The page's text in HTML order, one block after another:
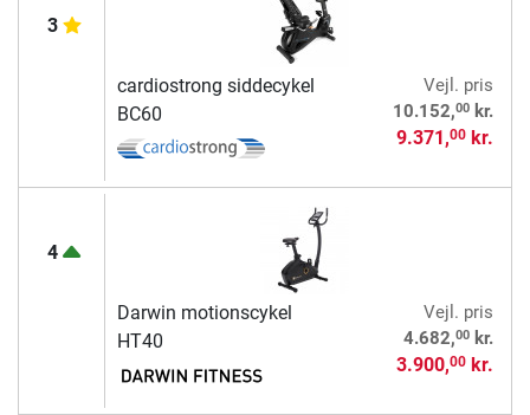
3
cardiostrong siddecykel
BC60
Vejl. pris
10.152,00kr.
9.371,00kr.
4
Darwin motionscykel
HT40
Vejl. pris
4.682,00kr.
3.900,00kr.